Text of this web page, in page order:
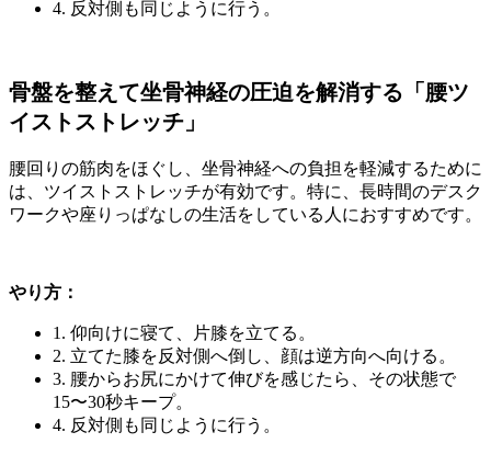
4. 反対側も同じように行う。
骨盤を整えて坐骨神経の圧迫を解消する「腰ツ
イストストレッチ」
腰回りの筋肉をほぐし、坐骨神経への負担を軽減するために
は、ツイストストレッチが有効です。特に、長時間のデスク
ワークや座りっぱなしの生活をしている人におすすめです。
やり方：
1. 仰向けに寝て、片膝を立てる。
2. 立てた膝を反対側へ倒し、顔は逆方向へ向ける。
3. 腰からお尻にかけて伸びを感じたら、その状態で
15〜30秒キープ。
4. 反対側も同じように行う。